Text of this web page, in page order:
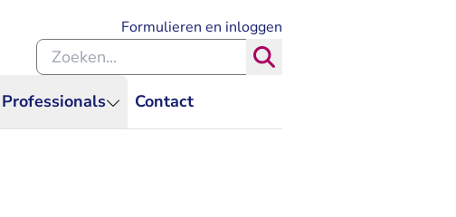
Professionals Contact
Formulieren en inloggen
Zoeken binnen de Rechtspraak